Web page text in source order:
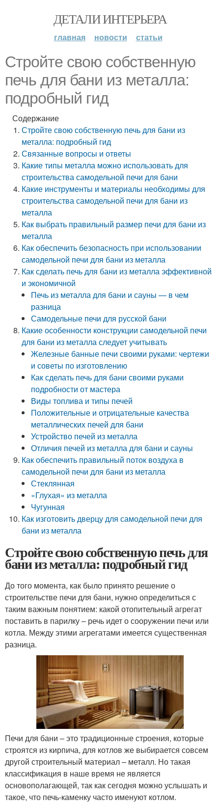
ДЕТАЛИ ИНТЕРЬЕРА
главная новости статьи
Стройте свою собственную
печь для бани из металла:
подробный гид
Содержание
Стройте свою собственную печь для бани из
металла: подробный гид
Связанные вопросы и ответы
Какие типы металла можно использовать для
строительства самодельной печи для бани
Какие инструменты и материалы необходимы для
строительства самодельной печи для бани из
металла
Как выбрать правильный размер печи для бани из
металла
Как обеспечить безопасность при использовании
самодельной печи для бани из металла
Как сделать печь для бани из металла эффективной
и экономичной
Печь из металла для бани и сауны — в чем
разница
Самодельные печи для русской бани
Какие особенности конструкции самодельной печи
для бани из металла следует учитывать
Железные банные печи своими руками: чертежи
и советы по изготовлению
Как сделать печь для бани своими руками
подробности от мастера
Виды топлива и типы печей
Положительные и отрицательные качества
металлических печей для бани
Устройство печей из металла
Отличия печей из металла для бани и сауны
Как обеспечить правильный поток воздуха в
самодельной печи для бани из металла
Стеклянная
«Глухая» из металла
Чугунная
Как изготовить дверцу для самодельной печи для
бани из металла
Стройте свою собственную печь для
бани из металла: подробный гид
До того момента, как было принято решение о
строительстве печи для бани, нужно определиться с
таким важным понятием: какой отопительный агрегат
поставить в парилку – речь идет о сооружении печи или
котла. Между этими агрегатами имеется существенная
разница.
Печи для бани – это традиционные строения, которые
строятся из кирпича, для котлов же выбирается совсем
другой строительный материал – металл. Но такая
классификация в наше время не является
основополагающей, так как сегодня можно услышать и
такое, что печь-каменку часто именуют котлом.